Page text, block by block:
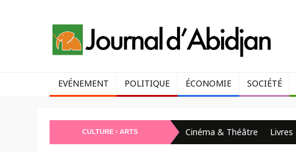
EVÉNEMENT POLITIQUE ÉCONOMIE SOCIÉTÉ
CULTURE ARTS Cinéma & Théâtre Livres